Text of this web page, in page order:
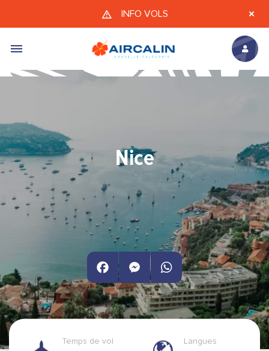
Aller au contenu principal
INFO VOLS
Nice
FacebookMessengerWhatsApp
Temps de vol Langues